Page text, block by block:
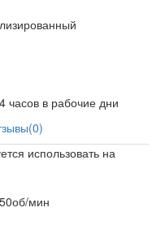
часов в рабочие дни
использовать на
мин